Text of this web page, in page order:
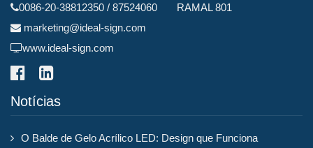
0086-20-38812350 / 87524060 RAMAL 801
marketing@ideal-sign.com
www.ideal-sign.com
Notícias
O Balde de Gelo Acrílico LED: Design que Funciona